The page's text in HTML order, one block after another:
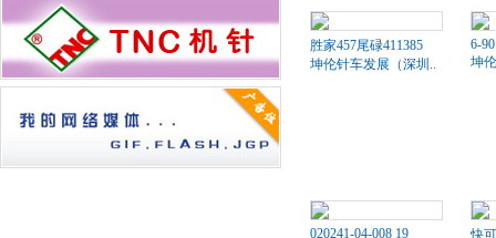
胜家457尾碌411385
坤伦针车发展（深圳..
6-90
坤
020241-04-008 19
快